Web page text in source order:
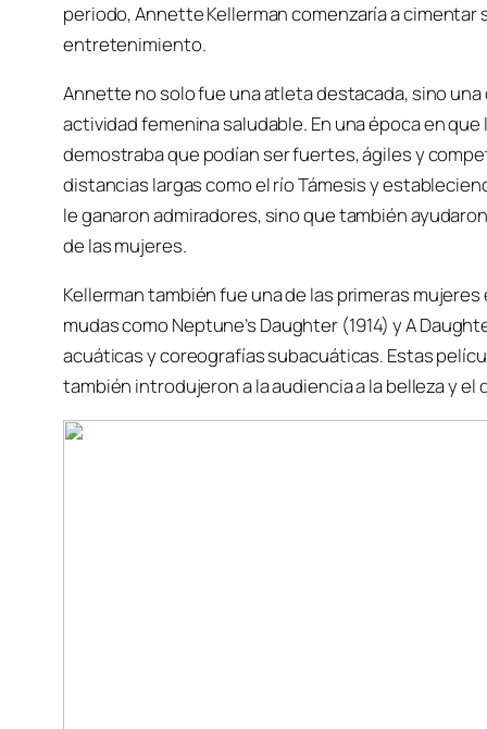
periodo, Annette Kellerman comenzaría a
entretenimiento.
Annette no solo fue una atleta destacada, sino
actividad femenina saludable. En una época en
demostraba que podían ser fuertes, ágiles y
distancias largas como el río Támesis y
le ganaron admiradores, sino que también
de las mujeres.
Kellerman también fue una de las primeras
mudas como Neptune’s Daughter (1914) y A
acuáticas y coreografías subacuáticas. Estas
también introdujeron a la audiencia a la belleza y